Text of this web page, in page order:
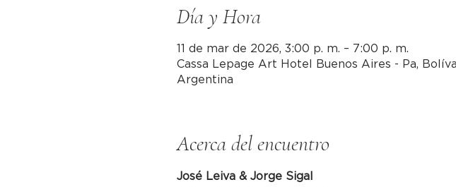
Día y Hora
11 de mar de 2026, 3:00 p. m. – 7:00 p. m.
Cassa Lepage Art Hotel Buenos Aires - Pa,
Argentina
Acerca del encuentro
José Leiva & Jorge Sigal